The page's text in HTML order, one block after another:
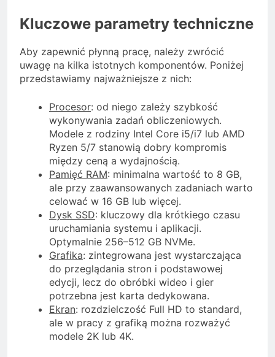
Kluczowe parametry techniczne
Aby zapewnić płynną pracę, należy zwrócić
uwagę na kilka istotnych komponentów. Poniżej
przedstawiamy najważniejsze z nich:
Procesor: od niego zależy szybkość
wykonywania zadań obliczeniowych.
Modele z rodziny Intel Core i5/i7 lub AMD
Ryzen 5/7 stanowią dobry kompromis
między ceną a wydajnością.
Pamięć RAM: minimalna wartość to 8 GB,
ale przy zaawansowanych zadaniach warto
celować w 16 GB lub więcej.
Dysk SSD: kluczowy dla krótkiego czasu
uruchamiania systemu i aplikacji.
Optymalnie 256–512 GB NVMe.
Grafika: zintegrowana jest wystarczająca
do przeglądania stron i podstawowej
edycji, lecz do obróbki wideo i gier
potrzebna jest karta dedykowana.
Ekran: rozdzielczość Full HD to standard,
ale w pracy z grafiką można rozważyć
modele 2K lub 4K.